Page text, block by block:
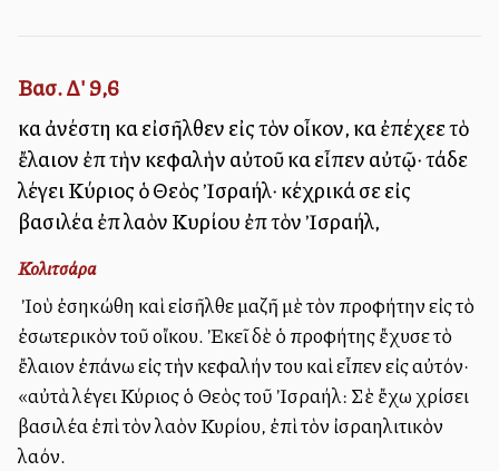
Βασ. Δ' 9,6
καὶ ἀνέστη καὶ εἰσῆλθεν εἰς τὸν οἶκον, καὶ ἐπέχεε τὸ
ἔλαιον ἐπὶ τὴν κεφαλὴν αὐτοῦ καὶ εἶπεν αὐτῷ· τάδε
λέγει Κύριος ὁ Θεὸς Ἰσραήλ· κέχρικά σε εἰς
βασιλέα ἐπὶ λαὸν Κυρίου ἐπὶ τὸν Ἰσραήλ,
Κολιτσάρα
Ὁ Ἰοὺ ἐσηκώθη καὶ εἰσῆλθε μαζῆ μὲ τὸν προφήτην εἰς τὸ
ἐσωτερικὸν τοῦ οἴκου. Ἐκεῖ δὲ ὁ προφήτης ἔχυσε τὸ
ἔλαιον ἐπάνω εἰς τὴν κεφαλήν του καὶ εἶπεν εἰς αὐτόν·
«αὐτὰ λέγει Κύριος ὁ Θεὸς τοῦ Ἰσραήλ: Σὲ ἔχω χρίσει
βασιλέα ἐπὶ τὸν λαὸν Κυρίου, ἐπὶ τὸν ἰσραηλιτικὸν
λαόν.